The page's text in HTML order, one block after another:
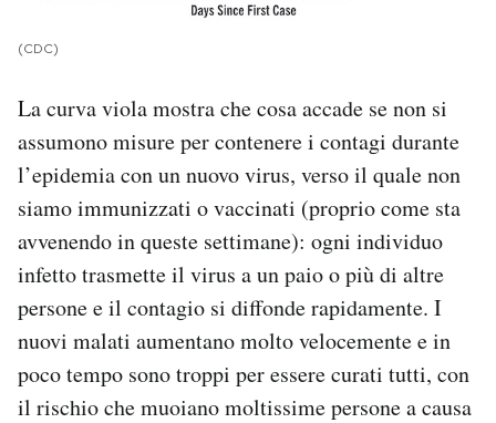
(CDC)
La curva viola mostra che cosa accade se non si
assumono misure per contenere i contagi durante
l’epidemia con un nuovo virus, verso il quale non
siamo immunizzati o vaccinati (proprio come sta
avvenendo in queste settimane): ogni individuo
infetto trasmette il virus a un paio o più di altre
persone e il contagio si diffonde rapidamente. I
nuovi malati aumentano molto velocemente e in
poco tempo sono troppi per essere curati tutti, con
il rischio che muoiano moltissime persone a causa